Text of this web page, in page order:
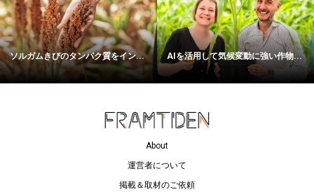
ソルガムきびのタンパク質をイン... AIを活用して気候変動に強い作物...
About
運営者について
掲載＆取材のご依頼